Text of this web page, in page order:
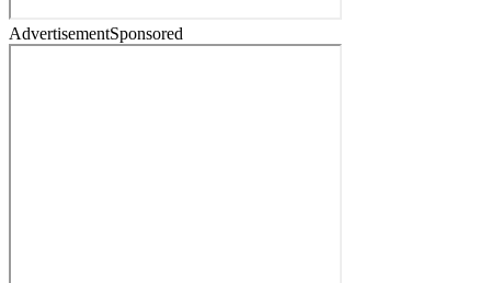
AdvertisementSponsored